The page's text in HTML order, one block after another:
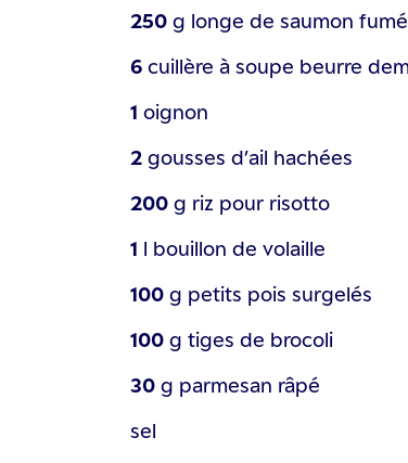
250 g longe de saumon
6 cuillère à soupe beurre
1 oignon
2 gousses d’ail hachées
200 g riz pour risotto
1 l bouillon de volaille
100 g petits pois surgelés
100 g tiges de brocoli
30 g parmesan râpé
sel